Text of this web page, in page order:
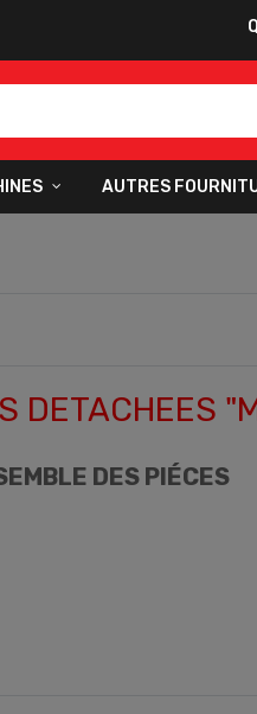
AUTRES
DETACHEES
DES PIÉCES